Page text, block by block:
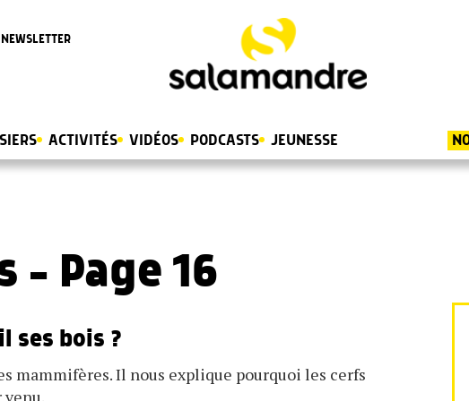
NEWSLETTER
ACTIVITÉS VIDÉOS PODCASTS JEUNESSE
- Page 16
ses bois ?
mammifères. Il nous explique pourquoi les cerfs